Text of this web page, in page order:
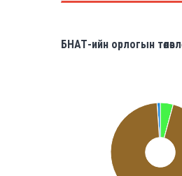
БНАТ-ийн орлогын төлөвлөгөө